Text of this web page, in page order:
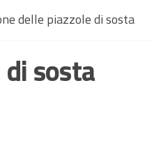
delle piazzole di sosta
sosta